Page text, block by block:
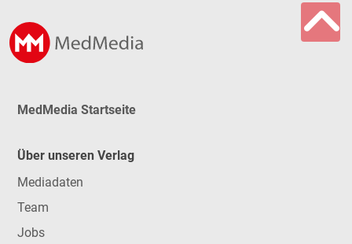
MedMedia Startseite
Über unseren Verlag
Mediadaten
Team
Jobs